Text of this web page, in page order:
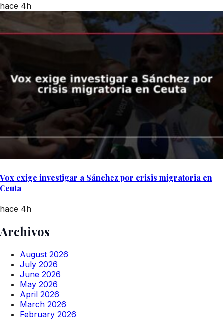
hace 4h
Vox exige investigar a Sánchez por crisis migratoria en
Ceuta
hace 4h
Archivos
August 2026
July 2026
June 2026
May 2026
April 2026
March 2026
February 2026